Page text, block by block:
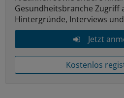
Gesundheitsbranche Zugriff
Hintergründe, Interviews
Jetzt
Kostenlos